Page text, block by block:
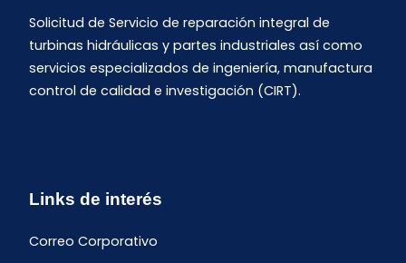
Solicitud de Servicio de reparación integral de
turbinas hidráulicas y partes industriales así como
servicios especializados de ingeniería, manufactura
control de calidad e investigación (CIRT).
Links de interés
Correo Corporativo